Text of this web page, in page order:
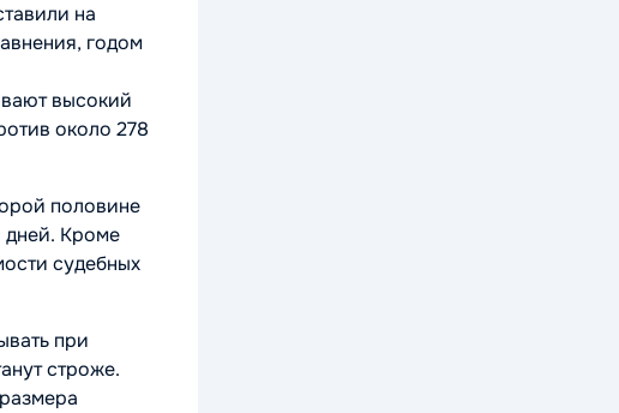
на
годом
высокий
около 278
половине
дней. Кроме
судебных
при
строже.